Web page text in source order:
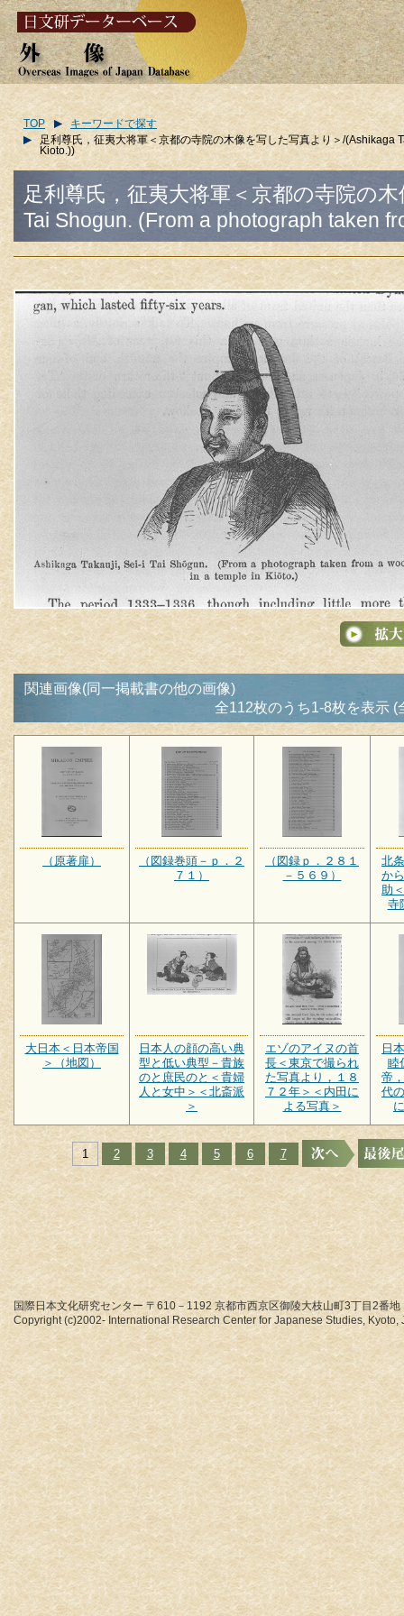
TOP
キーワードで探す
足利尊氏，征夷大将軍＜京都の寺院の木像を写した写真より＞/
Kioto.))
足利尊氏，征夷大将軍＜京都の寺院の
Tai Shogun. (From a photograph taken
関連画像(同一掲載書の他の画像)
全112枚のうち1-8枚を表示 (
（原著扉）
（図録巻頭－ｐ．２
７１）
（図録ｐ．２８１
－５６９）
北
か
助
寺
大日本＜日本帝国
＞（地図）
日本人の顔の高い典
型と低い典型－貴族
のと庶民のと＜貴婦
人と女中＞＜北斎派
＞
エゾのアイヌの首
長＜東京で撮られ
た写真より，１８
７２年＞＜内田に
よる写真＞
日
睦
帝
代
1 2 3 4 5 6 7
国際日本文化研究センター 〒610－1192 京都市西京区御陵大枝山町3丁目2番地
Copyright (c)2002- International Research Center for Japanese Studies, Kyoto,